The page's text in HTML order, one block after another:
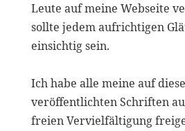
Leute auf meine Webseite
sollte jedem aufrichtigen
einsichtig sein.
Ich habe alle meine auf
veröffentlichten Schriften
freien Vervielfältigung